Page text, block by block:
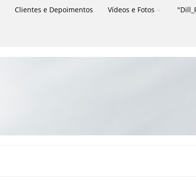
Clientes e Depoimentos Vídeos e Fotos